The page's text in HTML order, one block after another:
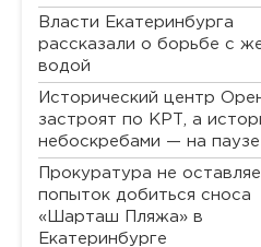
Власти Екатеринбурга
рассказали о борьбе с
водой
Исторический центр
застроят по КРТ, а
небоскребами — на паузе
Прокуратура не
попыток добиться сноса
«Шарташ Пляжа» в
Екатеринбурге